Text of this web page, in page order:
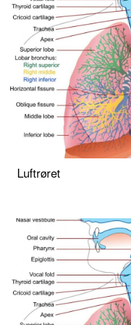
Luftrøret